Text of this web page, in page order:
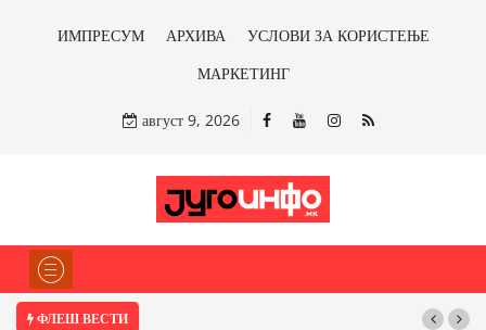
ИМПРЕСУМ АРХИВА
УСЛОВИ ЗА КОРИСТЕЊЕ
МАРКЕТИНГ
август 9, 2026
ФЛЕШ ВЕСТИ